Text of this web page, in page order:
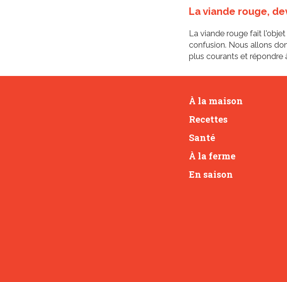
La viande rouge,
La viande rouge fait
confusion. Nous allons
plus courants et répondre
À la maison
Recettes
Santé
À la ferme
En saison